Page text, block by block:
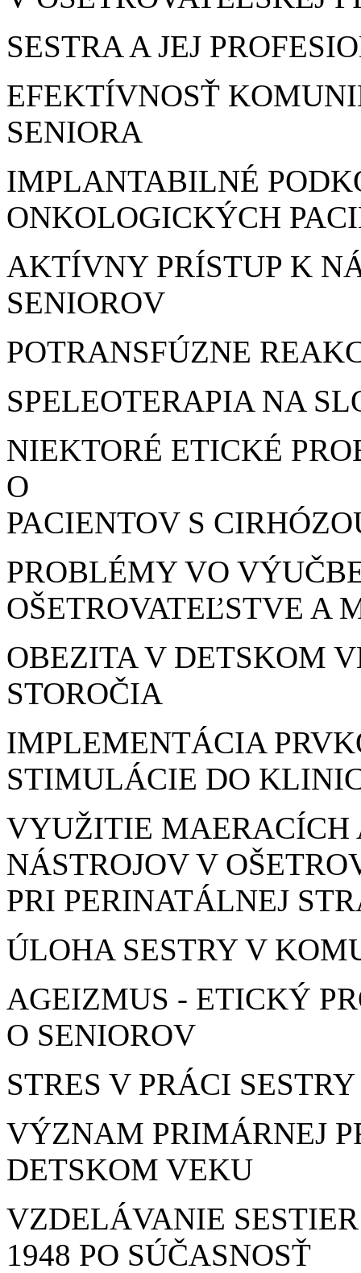
SESTRA A JEJ
EFEKTÍVNOSŤ
SENIORA
IMPLANTABILNÉ
ONKOLOGICKÝCH
AKTÍVNY PRÍSTUP K
SENIOROV
POTRANSFÚZNE
SPELEOTERAPIA NA
NIEKTORÉ ETICKÉ
O
PACIENTOV S
PROBLÉMY VO
OŠETROVATEĽSTVE A
OBEZITA V DETSKOM
STOROČIA
IMPLEMENTÁCIA
STIMULÁCIE DO
VYUŽITIE MAERACÍCH
NÁSTROJOV V
PRI PERINATÁLNEJ
ÚLOHA SESTRY V
AGEIZMUS - ETICKÝ
O SENIOROV
STRES V PRÁCI SESTRY
VÝZNAM PRIMÁRNEJ
DETSKOM VEKU
VZDELÁVANIE
1948 PO SÚČASNOSŤ